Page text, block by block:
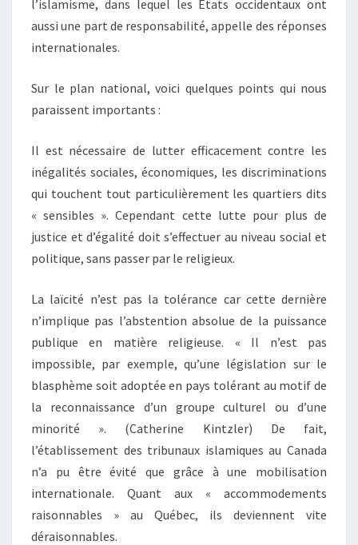
l’islamisme, dans lequel les Etats occidentaux ont
aussi une part de responsabilité, appelle des réponses
internationales.
Sur le plan national, voici quelques points qui nous
paraissent importants :
Il est nécessaire de lutter efficacement contre les
inégalités sociales, économiques, les discriminations
qui touchent tout particulièrement les quartiers dits
« sensibles ». Cependant cette lutte pour plus de
justice et d’égalité doit s’effectuer au niveau social et
politique, sans passer par le religieux.
La laïcité n’est pas la tolérance car cette dernière
n’implique pas l’abstention absolue de la puissance
publique en matière religieuse. « Il n’est pas
impossible, par exemple, qu’une législation sur le
blasphème soit adoptée en pays tolérant au motif de
la reconnaissance d’un groupe culturel ou d’une
minorité ». (Catherine Kintzler) De fait,
l’établissement des tribunaux islamiques au Canada
n’a pu être évité que grâce à une mobilisation
internationale. Quant aux « accommodements
raisonnables » au Québec, ils deviennent vite
déraisonnables.